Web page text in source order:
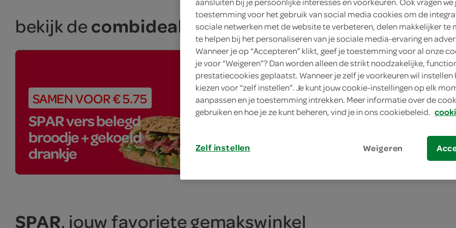
bekijk decombideals van SPAR
SAMEN VOOR € 5.75
SPAR vers belegd
broodje + gekoeld
drankje
SAMEN VOOR €
alle FoodClub
maaltijden +
drankje
SPAR, jouw favoriete gemakswinkel
toestemming voor het gebruik van social media cookies om de
sociale netwerken met de website te verbeteren, delen makkelijker te
te helpen bij het personaliseren van je sociale media-ervaring en
Wanneer je op “Accepteren” klikt, geef je toestemming voor al onze
je voor “Weigeren”? Dan worden alleen de strikt noodzakelijke,
prestatiecookies geplaatst. Wanneer je zelf je voorkeuren wil instellen
kiezen voor “zelf instellen”. Je kunt jouw cookie-instellingen op elk
aanpassen en je toestemming intrekken. Meer informatie over de
gebruiken en hoe je ze kunt beheren, vind je in ons cookiebeleid.
Zelf instellen Weigeren